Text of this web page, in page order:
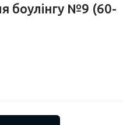
боулінгу №9 (60-